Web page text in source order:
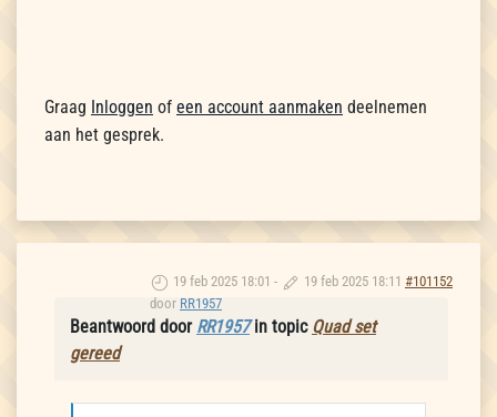
Graag Inloggen of een account aanmaken deelnemen
aan het gesprek.
19 feb 2025 18:01 - 19 feb 2025 18:11 #101152
door RR1957
Beantwoord door RR1957in topic Quad set
gereed